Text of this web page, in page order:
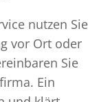
nutzen Sie
vor Ort oder
Sie
Ein